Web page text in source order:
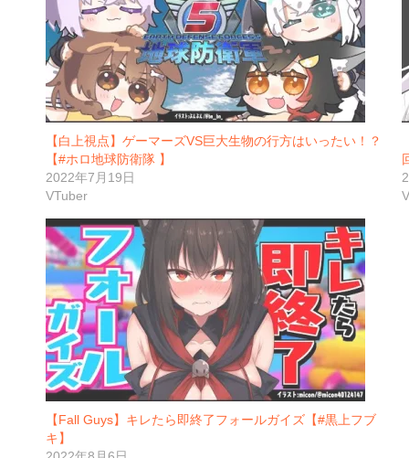
【白上視点】ゲーマーズVS巨大生物の行方はいったい！？
【#ホロ地球防衛隊 】
2022年7月19日
VTuber
【Fall Guys】キレたら即終了フォールガイズ【#黒上フブ
キ】